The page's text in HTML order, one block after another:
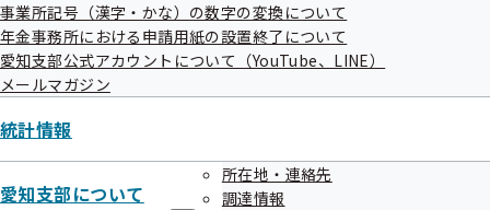
事業所記号（漢字・かな）の数字の変換について
年金事務所における申請用紙の設置終了について
愛知支部公式アカウントについて（YouTube、LINE）
メールマガジン
統計情報
愛知支部について
所在地・連絡先
調達情報